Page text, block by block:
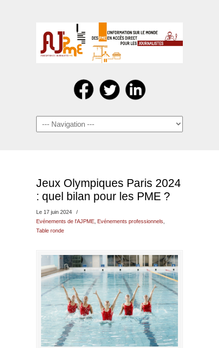
Navigation
Jeux Olympiques Paris 2024
: quel bilan pour les PME ?
Le 17 juin 2024
/
Evénements de l'AJPME Evénements professionnels
Table ronde